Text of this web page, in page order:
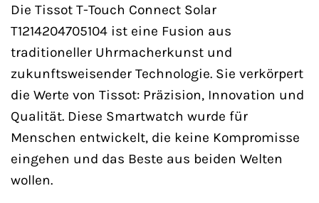
Die Tissot T-Touch Connect Solar
T1214204705104 ist eine Fusion aus
traditioneller Uhrmacherkunst und
zukunftsweisender Technologie. Sie verkörpert
die Werte von Tissot: Präzision, Innovation und
Qualität. Diese Smartwatch wurde für
Menschen entwickelt, die keine Kompromisse
eingehen und das Beste aus beiden Welten
wollen.